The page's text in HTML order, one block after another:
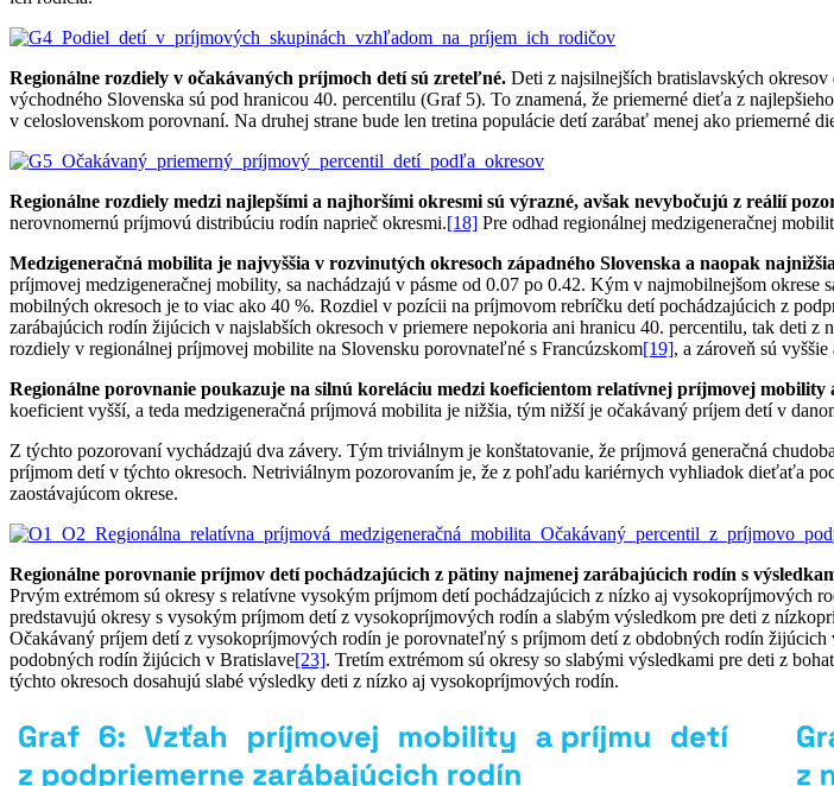
Regionálne rozdiely v očakávaných príjmoch detí sú zreteľné. Deti z najsilnejších bratislavských
východného Slovenska sú pod hranicou 40. percentilu (Graf 5). To znamená, že priemerné dieťa z
v celoslovenskom porovnaní. Na druhej strane bude len tretina populácie detí zarábať menej ako priemerné
Regionálne rozdiely medzi najlepšími a najhoršími okresmi sú výrazné, avšak nevybočujú z reálií
nerovnomernú príjmovú distribúciu rodín naprieč okresmi.[18] Pre odhad regionálnej medzigeneračnej
Medzigeneračná mobilita je najvyššia v rozvinutých okresoch západného Slovenska a naopak
príjmovej medzigeneračnej mobility, sa nachádzajú v pásme od 0.07 po 0.42. Kým v najmobilnejšom
mobilných okresoch je to viac ako 40 %. Rozdiel v pozícii na príjmovom rebríčku detí pochádzajúcich z
zarábajúcich rodín žijúcich v najslabších okresoch v priemere nepokoria ani hranicu 40. percentilu, tak deti
rozdiely v regionálnej príjmovej mobilite na Slovensku porovnateľné s Francúzskom[19], a zároveň sú
Regionálne porovnanie poukazuje na silnú koreláciu medzi koeficientom relatívnej príjmovej
koeficient vyšší, a teda medzigeneračná príjmová mobilita je nižšia, tým nižší je očakávaný príjem detí v
Z týchto pozorovaní vychádzajú dva závery. Tým triviálnym je konštatovanie, že príjmová generačná
príjmom detí v týchto okresoch. Netriviálnym pozorovaním je, že z pohľadu kariérnych vyhliadok dieťaťa
zaostávajúcom okrese.
Regionálne porovnanie príjmov detí pochádzajúcich z pätiny najmenej zarábajúcich rodín s
Prvým extrémom sú okresy s relatívne vysokým príjmom detí pochádzajúcich z nízko aj vysokopríjmových
predstavujú okresy s vysokým príjmom detí z vysokopríjmových rodín a slabým výsledkom pre deti z
Očakávaný príjem detí z vysokopríjmových rodín je porovnateľný s príjmom detí z obdobných rodín
podobných rodín žijúcich v Bratislave[23]. Tretím extrémom sú okresy so slabými výsledkami pre deti z
týchto okresoch dosahujú slabé výsledky deti z nízko aj vysokopríjmových rodín.